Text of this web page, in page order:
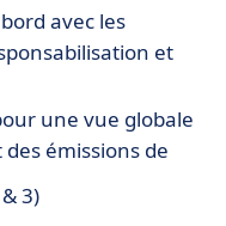
avec les
et
une vue globale
émissions de
3)